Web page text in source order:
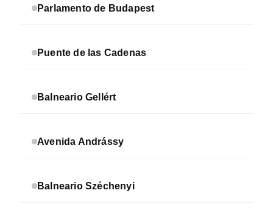
Parlamento de Budapest
Puente de las Cadenas
Balneario Gellért
Avenida Andrássy
Balneario Széchenyi